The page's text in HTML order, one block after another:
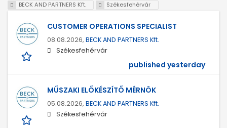
BECK AND PARTNERS Kft. Székesfehérvár
CUSTOMER OPERATIONS SPECIALIST
08.08.2026, BECK AND PARTNERS Kft.
Székesfehérvár
published yesterday
MŰSZAKI ELŐKÉSZÍTŐ MÉRNÖK
05.08.2026, BECK AND PARTNERS Kft.
Székesfehérvár